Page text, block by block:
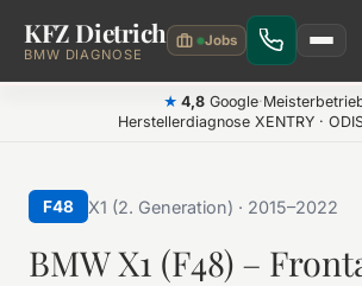
Zum Hauptinhalt springen
KFZ Dietrich
BMW DIAGNOSE
★ 4,8Google·
Herstellerdiagnose XENTRY ·
F48 X1 (2. Generation) · 2015–2022
BMW X1 (F48) –